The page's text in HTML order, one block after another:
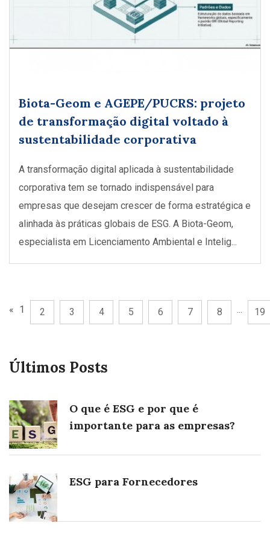
Biota-Geom e AGEPE/PUCRS: projeto
de transformação digital voltado à
sustentabilidade corporativa
A transformação digital aplicada à sustentabilidade
corporativa tem se tornado indispensável para
empresas que desejam crescer de forma estratégica e
alinhada às práticas globais de ESG. A Biota-Geom,
especialista em Licenciamento Ambiental e Intelig...
« 1 2 3 4 5 6 7 8 ... 19
Últimos Posts
O que é ESG e por que é
importante para as empresas?
ESG para Fornecedores